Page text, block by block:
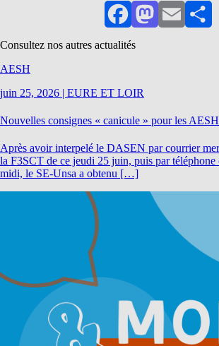
FacebookMastodon
Email
Consultez nos autres actualités
AESH
juin 25, 2026 | EURE ET LOIR
Nouvelles consignes « canicule » pour les AESH
Après avoir interpelé le DASEN par courrier
la F3SCT de ce jeudi 25 juin, puis par téléphone
midi, le SE-Unsa a obtenu […]